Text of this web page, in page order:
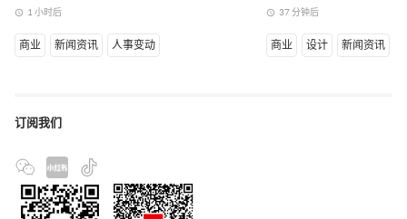
access_time 1 小时后
商业 新闻资讯 人事变动
access_time 37 分钟后
商业 设计 新闻资讯
订阅我们